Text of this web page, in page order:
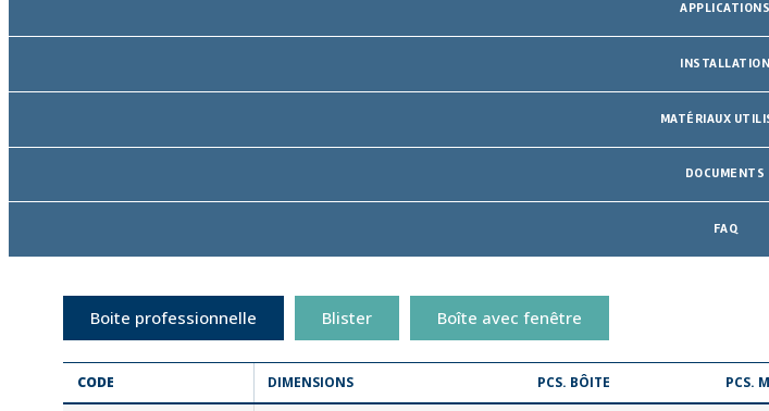
APPLICATIONS
INSTALLATION
MATÉRIAUX
DOCUMENTS
FAQ
Boite professionnelle Blister Boîte avec fenêtre
CODE DIMENSIONS PCS. BÔITE PCS.